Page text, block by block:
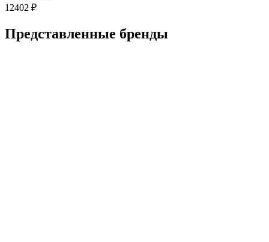
12402 ₽
Представленные бренды